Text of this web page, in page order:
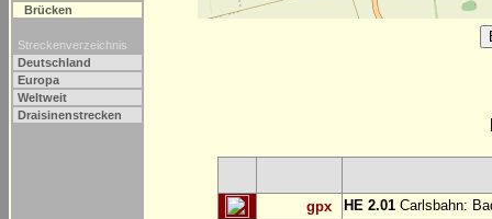
Brücken
Streckenverzeichnis
Deutschland
Europa
Weltweit
Draisinenstrecken
gpx HE 2.01 Carlsbahn: